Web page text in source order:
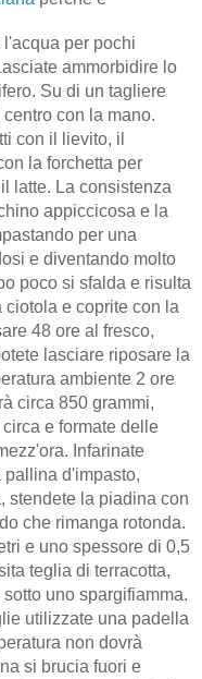
per pochi
ammorbidire lo
Su di un tagliere
con la mano.
con il lievito, il
la forchetta per
latte. La consistenza
appiccicosa e la
per una
e diventando molto
poco si sfalda e risulta
ciotola e coprite con la
48 ore al fresco,
lasciare riposare la
ambiente 2 ore
circa 850 grammi,
e formate delle
Infarinate
d'impasto,
stendete la piadina con
che rimanga rotonda.
e uno spessore di 0,5
teglia di terracotta,
uno spargifiamma.
utilizzate una padella
non dovrà
si brucia fuori e